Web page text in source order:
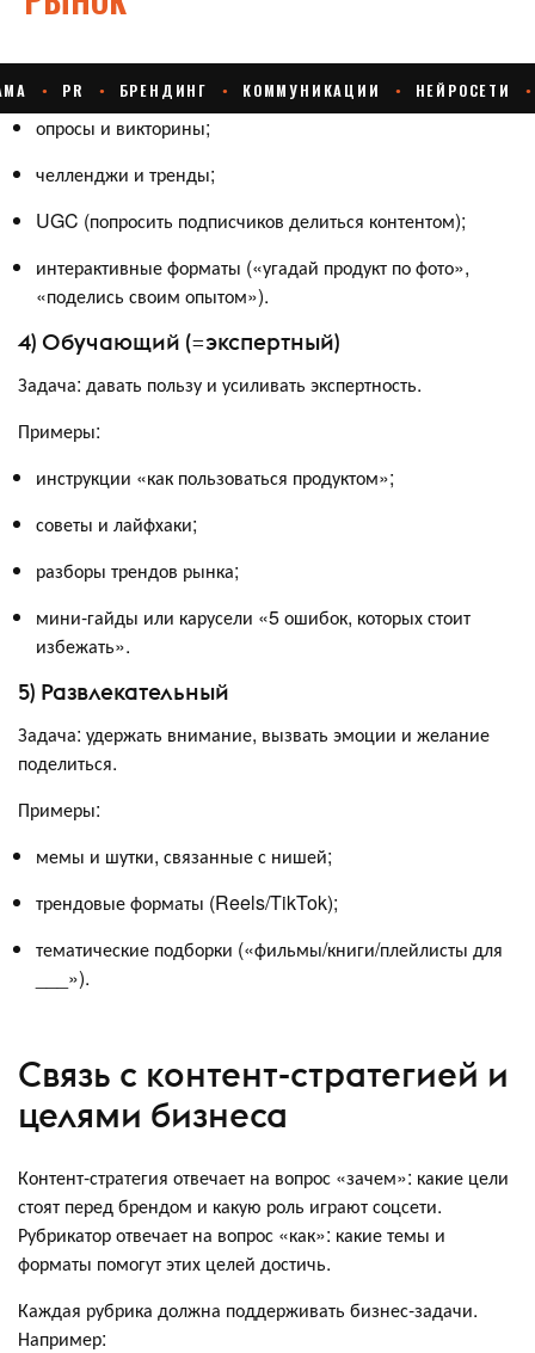
опросы и викторины;
челленджи и тренды;
UGC (попросить подписчиков делиться контентом);
интерактивные форматы («угадай продукт по фото»,
«поделись своим опытом»).
4) Обучающий (=экспертный)
Задача: давать пользу и усиливать экспертность.
Примеры:
инструкции «как пользоваться продуктом»;
советы и лайфхаки;
разборы трендов рынка;
мини-гайды или карусели «5 ошибок, которых стоит
избежать».
5) Развлекательный
Задача: удержать внимание, вызвать эмоции и желание
поделиться.
Примеры:
мемы и шутки, связанные с нишей;
трендовые форматы (Reels/TikTok);
тематические подборки («фильмы/книги/плейлисты для
___»).
Связь с контент-стратегией и
целями бизнеса
Контент-стратегия отвечает на вопрос «зачем»: какие цели
стоят перед брендом и какую роль играют соцсети.
Рубрикатор отвечает на вопрос «как»: какие темы и
форматы помогут этих целей достичь.
Каждая рубрика должна поддерживать бизнес-задачи.
Например: